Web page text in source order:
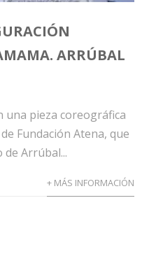
ARRÚBAL
una pieza coreográfica
Fundación Atena, que
Arrúbal...
+ MÁS INFORMACIÓN